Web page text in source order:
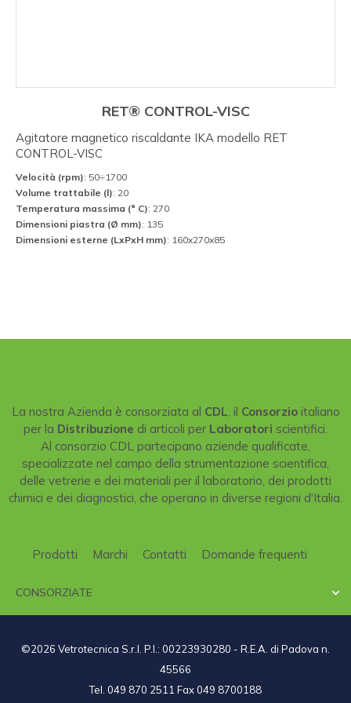
RET® CONTROL-VISC
Agitatore magnetico riscaldante IKA modello RET
CONTROL-VISC
Velocità (rpm): 50÷1700
Volume trattabile (l): 20
Temperatura massima (° C): 270
Dimensioni piastra (Ø mm): 135
Dimensioni esterne (LxPxH mm): 160x270x85
La nostra Azienda è consorziata al CDL , il Consorzioitaliano
per la Distribuzione di articoli per Laboratori scientifici.
Al consorzio CDL partecipano aziende qualificate,
specializzate nel campo della strumentazione scientifica,
delle vetrerie e dei materiali per il laboratorio, dei prodotti
chimici e dei diagnostici, che operano in diverse regioni d'Italia.
Prodotti Marchi Contatti Domande frequenti
CONSORZIATE 
©2026 Vetrotecnica S.r.l. P.I.: 00223930280 - R.E.A. di Padova n.
45566
Tel. 049 870 2511 Fax 049 8700188